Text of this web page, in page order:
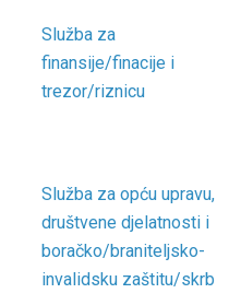
Služba za
finansije/finacije i
trezor/riznicu
Služba za opću upravu,
društvene djelatnosti i
boračko/braniteljsko-
invalidsku zaštitu/skrb